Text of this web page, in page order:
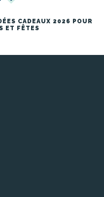
CADEAUX 2026 POUR
ET FÊTES